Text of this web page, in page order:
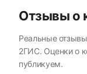
Отзывы о
Реальные
2ГИС. Оценки о
публикуем.